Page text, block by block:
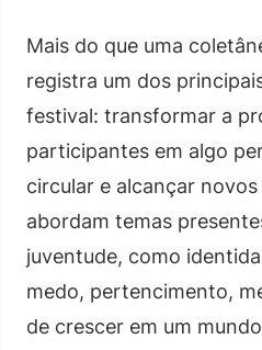
Mais do que uma
registra um dos
festival: transformar a
participantes em algo
circular e alcançar
abordam temas
juventude, como
medo, pertencimento,
de crescer em um